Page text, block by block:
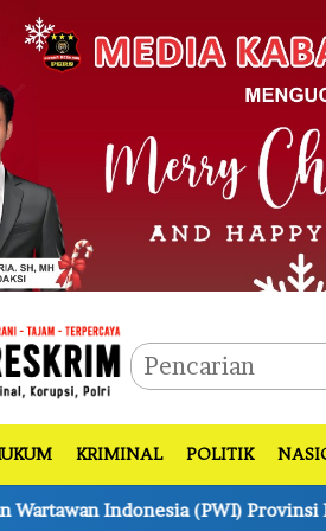
KRIMINAL POLITIK
Provinsi Kalimantan